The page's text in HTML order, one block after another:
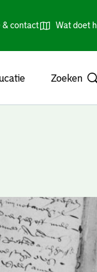
& contact Wat doet
Zoeken